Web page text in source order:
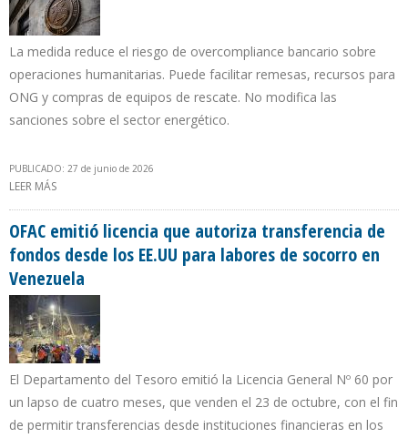
La medida reduce el riesgo de overcompliance bancario sobre
operaciones humanitarias. Puede facilitar remesas, recursos para
ONG y compras de equipos de rescate. No modifica las
sanciones sobre el sector energético.
PUBLICADO: 27 de junio de 2026
LEER MÁS
OFAC emitió licencia que autoriza transferencia de
fondos desde los EE.UU para labores de socorro en
Venezuela
El Departamento del Tesoro emitió la Licencia General Nº 60 por
un lapso de cuatro meses, que venden el 23 de octubre, con el fin
de permitir transferencias desde instituciones financieras en los